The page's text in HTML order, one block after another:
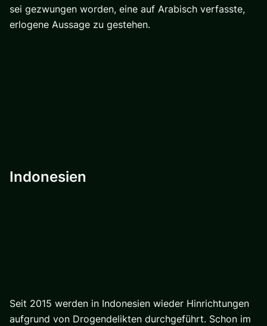
sei gezwungen worden, eine auf Arabisch verfasste,
erlogene Aussage zu gestehen.
Indonesien
Seit 2015 werden in Indonesien wieder Hinrichtungen
aufgrund von Drogendelikten durchgeführt. Schon im